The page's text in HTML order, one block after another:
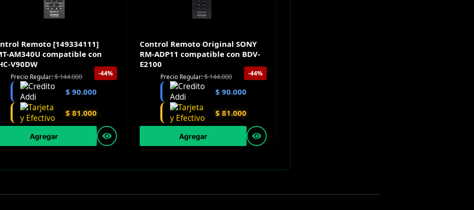
Remoto [149334111]
AM340U compatible con
V90DW
-44%
Precio Regular:$144.000
$ 90.000
$ 81.000
Agregar
Control Remoto Original SONY
RM-ADP11 compatible con BDV-
E2100
-44%
Precio Regular:$144.000
$ 90.000
$ 81.000
Agregar